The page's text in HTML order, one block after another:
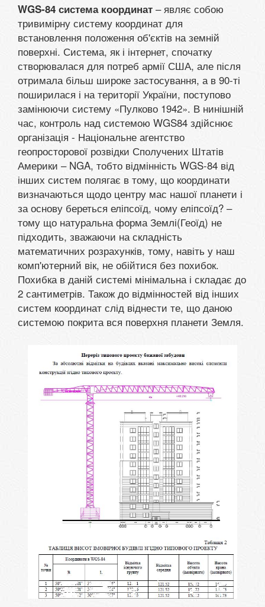
WGS-84 система координат – являє собою
тривимірну систему координат для
встановлення положення об'єктів на земній
поверхні. Система, як і інтернет, спочатку
створювалася для потреб армії США, але після
отримала більш широке застосування, а в 90-ті
поширилася і на території України, поступово
замінюючи систему «Пулково 1942». В нинішній
час, контроль над системою WGS84 здійснює
організація - Національне агентство
геопросторової розвідки Сполучених Штатів
Америки – NGA, тобто відмінність WGS-84 від
інших систем полягає в тому, що координати
визначаються щодо центру мас нашої планети і
за основу береться еліпсоїд, чому еліпсоїд? –
тому що натуральна форма Землі(Геоїд) не
підходить, зважаючи на складність
математичних розрахунків, тому, навіть у наш
комп'ютерний вік, не обійтися без похибок.
Похибка в даній системі мінімальна і складає до
2 сантиметрів. Також до відмінностей від інших
систем координат слід віднести те, що даною
системою покрита вся поверхня планети Земля.